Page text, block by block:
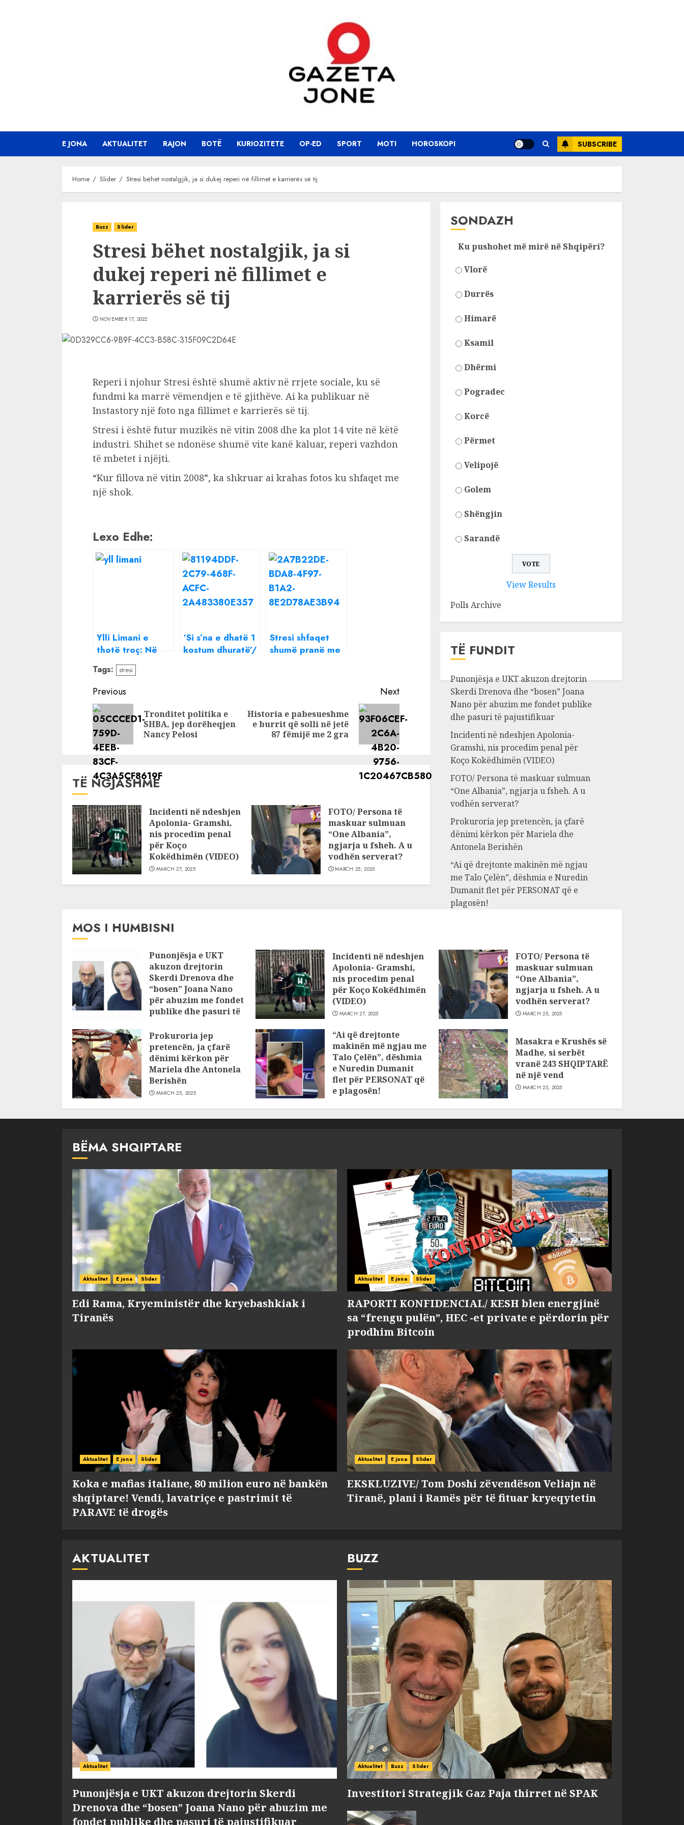
E JONA AKTUALITET RAJON BOTË KURIOZITETE OP-ED SPORT MOTI HOROSKOPI SUBSCRIBE
Home Slider Stresi bëhet nostalgjik, ja si dukej reperi në fillimet e karrierës së tij
Buzz Slider
Stresi bëhet nostalgjik, ja si
dukej reperi në fillimet e
karrierës së tij
NOVEMBER 17, 2022
Reperi i njohur Stresi është shumë aktiv në rrjete sociale, ku së
fundmi ka marrë vëmendjen e të gjithëve. Ai ka publikuar në
Instastory një foto nga fillimet e karrierës së tij.
Stresi i është futur muzikës në vitin 2008 dhe ka plot 14 vite në këtë
industri. Shihet se ndonëse shumë vite kanë kaluar, reperi vazhdon
të mbetet i njëjti.
“Kur fillova në vitin 2008”, ka shkruar ai krahas fotos ku shfaqet me
një shok.
Lexo Edhe:
Ylli Limani e
thotë troç: Në
fillimet e
karrierës
vishesha skandal
‘Si s’na e dhatë 1
kostum dhuratë’/
Stresi shfaqet
shumë pranë me
Tags: stresi
Continue
Reading
Previous
Previous
Tronditet politika e
SHBA, jep dorëheqjen
Nancy Pelosi
Next
Next
Historia e pabesueshme
e burrit që solli në jetë
87 fëmijë me 2 gra
TË NGJASHME
Incidenti në ndeshjen
Apolonia- Gramshi,
nis procedim penal
për Koço
Kokëdhimën (VIDEO)
MARCH 27, 2025
FOTO/ Persona të
maskuar sulmuan
“One Albania”,
ngjarja u fsheh. A u
vodhën serverat?
MARCH 25, 2025
SONDAZH
Ku pushohet më mirë në Shqipëri?
Vlorë
Durrës
Himarë
Ksamil
Dhërmi
Pogradec
Korcë
Përmet
Velipojë
Golem
Shëngjin
Sarandë
View Results
Polls Archive
TË FUNDIT
Punonjësja e UKT akuzon drejtorin
Skerdi Drenova dhe “bosen” Joana
Nano për abuzim me fondet publike
dhe pasuri të pajustifikuar
Incidenti në ndeshjen Apolonia-
Gramshi, nis procedim penal për
Koço Kokëdhimën (VIDEO)
FOTO/ Persona të maskuar sulmuan
“One Albania”, ngjarja u fsheh. A u
vodhën serverat?
Prokuroria jep pretencën, ja çfarë
dënimi kërkon për Mariela dhe
Antonela Berishën
“Ai që drejtonte makinën më ngjau
me Talo Çelën”, dëshmia e Nuredin
Dumanit flet për PERSONAT që e
plagosën!
MOS I HUMBISNI
Punonjësja e UKT
akuzon drejtorin
Skerdi Drenova dhe
“bosen” Joana Nano
për abuzim me fondet
publike dhe pasuri të
JULY 24, 2025
Incidenti në ndeshjen
Apolonia- Gramshi,
nis procedim penal
për Koço Kokëdhimën
(VIDEO)
MARCH 27, 2025
FOTO/ Persona të
maskuar sulmuan
“One Albania”,
ngjarja u fsheh. A u
vodhën serverat?
MARCH 25, 2025
Prokuroria jep
pretencën, ja çfarë
dënimi kërkon për
Mariela dhe Antonela
Berishën
MARCH 25, 2025
“Ai që drejtonte
makinën më ngjau me
Talo Çelën”, dëshmia
e Nuredin Dumanit
flet për PERSONAT që
e plagosën!
Masakra e Krushës së
Madhe, si serbët
vranë 243 SHQIPTARË
në një vend
MARCH 25, 2025
BËMA SHQIPTARE
Aktualitet E jona Slider
Edi Rama, Kryeministër dhe kryebashkiak i
Tiranës
Aktualitet E jona Slider
RAPORTI KONFIDENCIAL/ KESH blen energjinë
sa “frengu pulën”, HEC -et private e përdorin për
prodhim Bitcoin
Aktualitet E jona Slider
Koka e mafias italiane, 80 milion euro në bankën
shqiptare! Vendi, lavatriçe e pastrimit të
PARAVE të drogës
Aktualitet E jona Slider
EKSKLUZIVE/ Tom Doshi zëvendëson Veliajn në
Tiranë, plani i Ramës për të fituar kryeqytetin
AKTUALITET
Aktualitet
Punonjësja e UKT akuzon drejtorin Skerdi
Drenova dhe “bosen” Joana Nano për abuzim me
fondet publike dhe pasuri të pajustifikuar
BUZZ
Aktualitet Buzz Slider
Investitori Strategjik Gaz Paja thirret në SPAK